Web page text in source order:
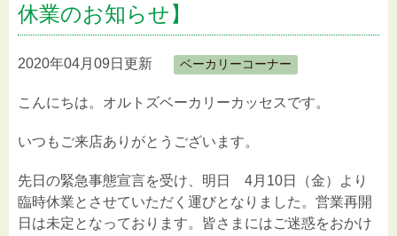
休業のお知らせ】
2020年04月09日更新 ベーカリーコーナー
こんにちは。オルトズベーカリーカッセスです。
いつもご来店ありがとうございます。
先日の緊急事態宣言を受け、明日 4月10日（金）より
臨時休業とさせていただく運びとなりました。営業再開
日は未定となっております。皆さまにはご迷惑をおかけ